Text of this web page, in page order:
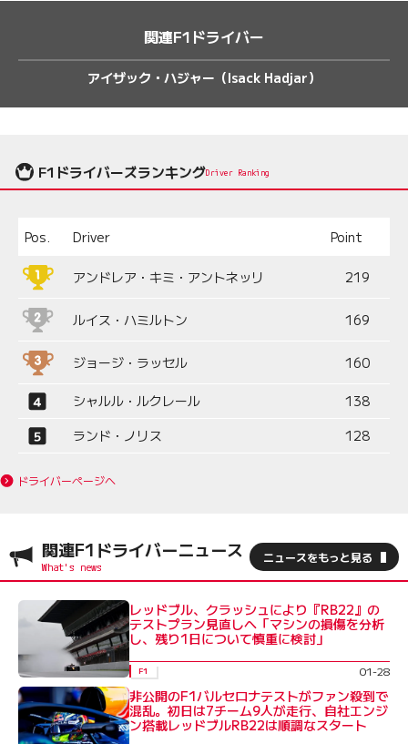
関連F1ドライバー
アイザック・ハジャー（Isack Hadjar）
F1ドライバーズランキングDriver Ranking
Pos. Driver Point
アンドレア・キミ・アントネッリ 219
ルイス・ハミルトン 169
ジョージ・ラッセル 160
シャルル・ルクレール
138
ランド・ノリス
128
ドライバーページへ
関連F1ドライバーニュース ニュースをもっと見る
レッドブル、クラッシュにより『RB22』の
テストプラン見直しへ「マシンの損傷を分析
し、残り1日について慎重に検討」
F1 01-28
非公開のF1バルセロナテストがファン殺到で
混乱。初日は7チーム9人が走行、自社エンジ
ン搭載レッドブルRB22は順調なスタート